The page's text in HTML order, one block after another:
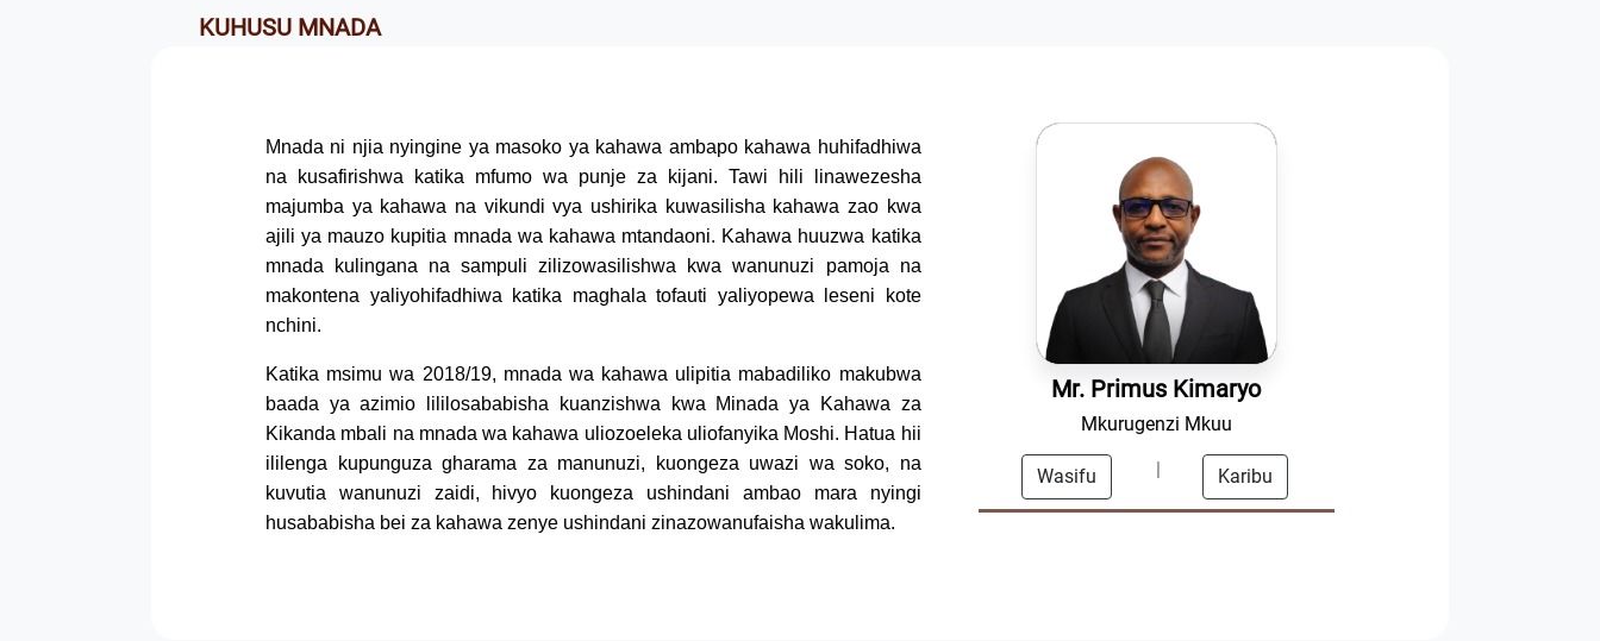
KUHUSU MNADA
Mnada ni njia nyingine ya masoko ya kahawa ambapo kahawa huhifadhiwa
na kusafirishwa katika mfumo wa punje za kijani. Tawi hili linawezesha
majumba ya kahawa na vikundi vya ushirika kuwasilisha kahawa zao kwa
ajili ya mauzo kupitia mnada wa kahawa mtandaoni. Kahawa huuzwa katika
mnada kulingana na sampuli zilizowasilishwa kwa wanunuzi pamoja na
makontena yaliyohifadhiwa katika maghala tofauti yaliyopewa leseni kote
nchini.
Katika msimu wa 2018/19, mnada wa kahawa ulipitia mabadiliko makubwa
baada ya azimio lililosababisha kuanzishwa kwa Minada ya Kahawa za
Kikanda mbali na mnada wa kahawa uliozoeleka uliofanyika Moshi. Hatua hii
ililenga kupunguza gharama za manunuzi, kuongeza uwazi wa soko, na
kuvutia wanunuzi zaidi, hivyo kuongeza ushindani ambao mara nyingi
husababisha bei za kahawa zenye ushindani zinazowanufaisha wakulima.
Mr. Primus Kimaryo
Mkurugenzi Mkuu
Wasifu | Karibu